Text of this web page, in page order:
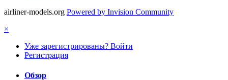
airliner-models.org Powered by Invision Community
×
Уже зарегистрированы? Войти
Регистрация
Обзор